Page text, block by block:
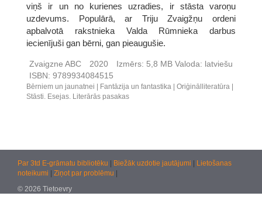
viņš ir un no kurienes uzradies, ir stāsta varoņu
uzdevums. Populārā, ar Triju Zvaigžņu ordeni
apbalvotā rakstnieka Valda Rūmnieka darbus
iecienījuši gan bērni, gan pieaugušie.
Zvaigzne ABC 2020 Izmērs: 5,8 MB Valoda: latviešu
ISBN: 9789934084515
Bērniem un jaunatnei Fantāzija un fantastika
Oriģinālliteratūra
Stāsti. Esejas. Literārās pasakas
Par 3td E-grāmatu bibliotēku Biežāk uzdotie jautājumi
Lietošanas
noteikumi
Ziņot par problēmu
© 2026 Tietoevry